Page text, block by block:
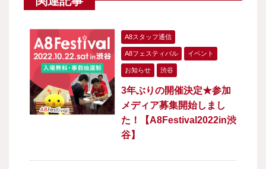
A8スタッフ通信
A8フェスティバル イベント
お知らせ 渋谷
3年ぶりの開催決定★参加
メディア募集開始しまし
た！【A8Festival2022in渋
谷】